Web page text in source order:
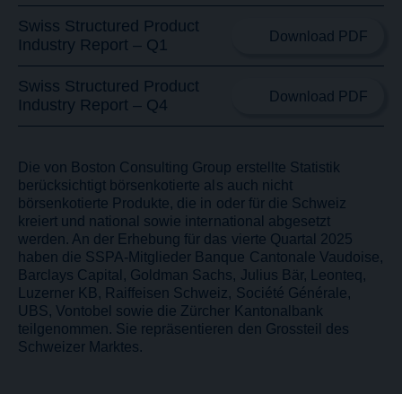
Swiss Structured Product
Industry Report – Q1
Download PDF
Swiss Structured Product
Industry Report – Q4
Download PDF
Die von Boston Consulting Group erstellte Statistik
berücksichtigt börsenkotierte als auch nicht
börsenkotierte Produkte, die in oder für die Schweiz
kreiert und national sowie international abgesetzt
werden. An der Erhebung für das vierte Quartal 2025
haben die SSPA-Mitglieder Banque Cantonale Vaudoise,
Barclays Capital, Goldman Sachs, Julius Bär, Leonteq,
Luzerner KB, Raiffeisen Schweiz, Société Générale,
UBS, Vontobel sowie die Zürcher Kantonalbank
teilgenommen. Sie repräsentieren den Grossteil des
Schweizer Marktes.